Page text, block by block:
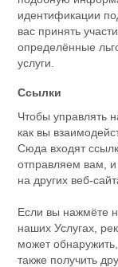
идентификации
вас принять
определённые
услуги.
Ссылки
Чтобы управлять
как вы
Сюда входят
отправляем вам,
на других веб-
Если вы нажмёте
наших Услугах,
может
также получить